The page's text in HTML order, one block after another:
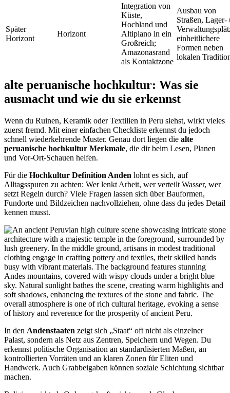
Später
Horizont
Horizont
Integration von
Küste,
Hochland und
Altiplano in ein
Großreich;
Amazonasrand
als Kontaktzone
Ausbau von
Straßen, Lager-
einheitlichere
Formen neben
lokalen
alte peruanische hochkultur: Was sie
ausmacht und wie du sie erkennst
Wenn du Ruinen, Keramik oder Textilien in Peru siehst, wirkt vieles
zuerst fremd. Mit einer einfachen Checkliste erkennst du jedoch
schnell wiederkehrende Muster. Genau dort liegen die alte
peruanische hochkultur Merkmale, die dir beim Lesen, Planen
und Vor-Ort-Schauen helfen.
Für die Hochkultur Definition Anden lohnt es sich, auf
Alltagsspuren zu achten: Wer lenkt Arbeit, wer verteilt Wasser, wer
setzt Regeln durch? Viele Fragen lassen sich über Bauformen,
Fundorte und Bildzeichen nachvollziehen, ohne dass du jedes Detail
kennen musst.
In den Andenstaaten zeigt sich „Staat“ oft nicht als einzelner
Palast, sondern als Netz aus Zentren, Speichern und Wegen. Du
erkennst politische Organisation an standardisierten Maßen, an
kontrollierten Vorräten und an klaren Zonen für Eliten und
Handwerk. Auch Grabbeigaben können soziale Schichtung sichtbar
machen.